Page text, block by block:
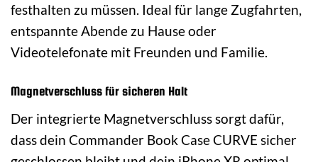
festhalten zu müssen. Ideal für lange Zugfahrten,
entspannte Abende zu Hause oder
Videotelefonate mit Freunden und Familie.
Magnetverschluss für sicheren Halt
Der integrierte Magnetverschluss sorgt dafür,
dass dein Commander Book Case CURVE sicher